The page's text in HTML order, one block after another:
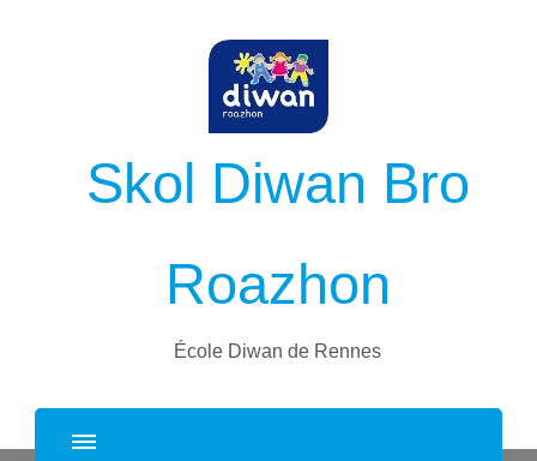
Skol Diwan Bro
Roazhon
École Diwan de Rennes